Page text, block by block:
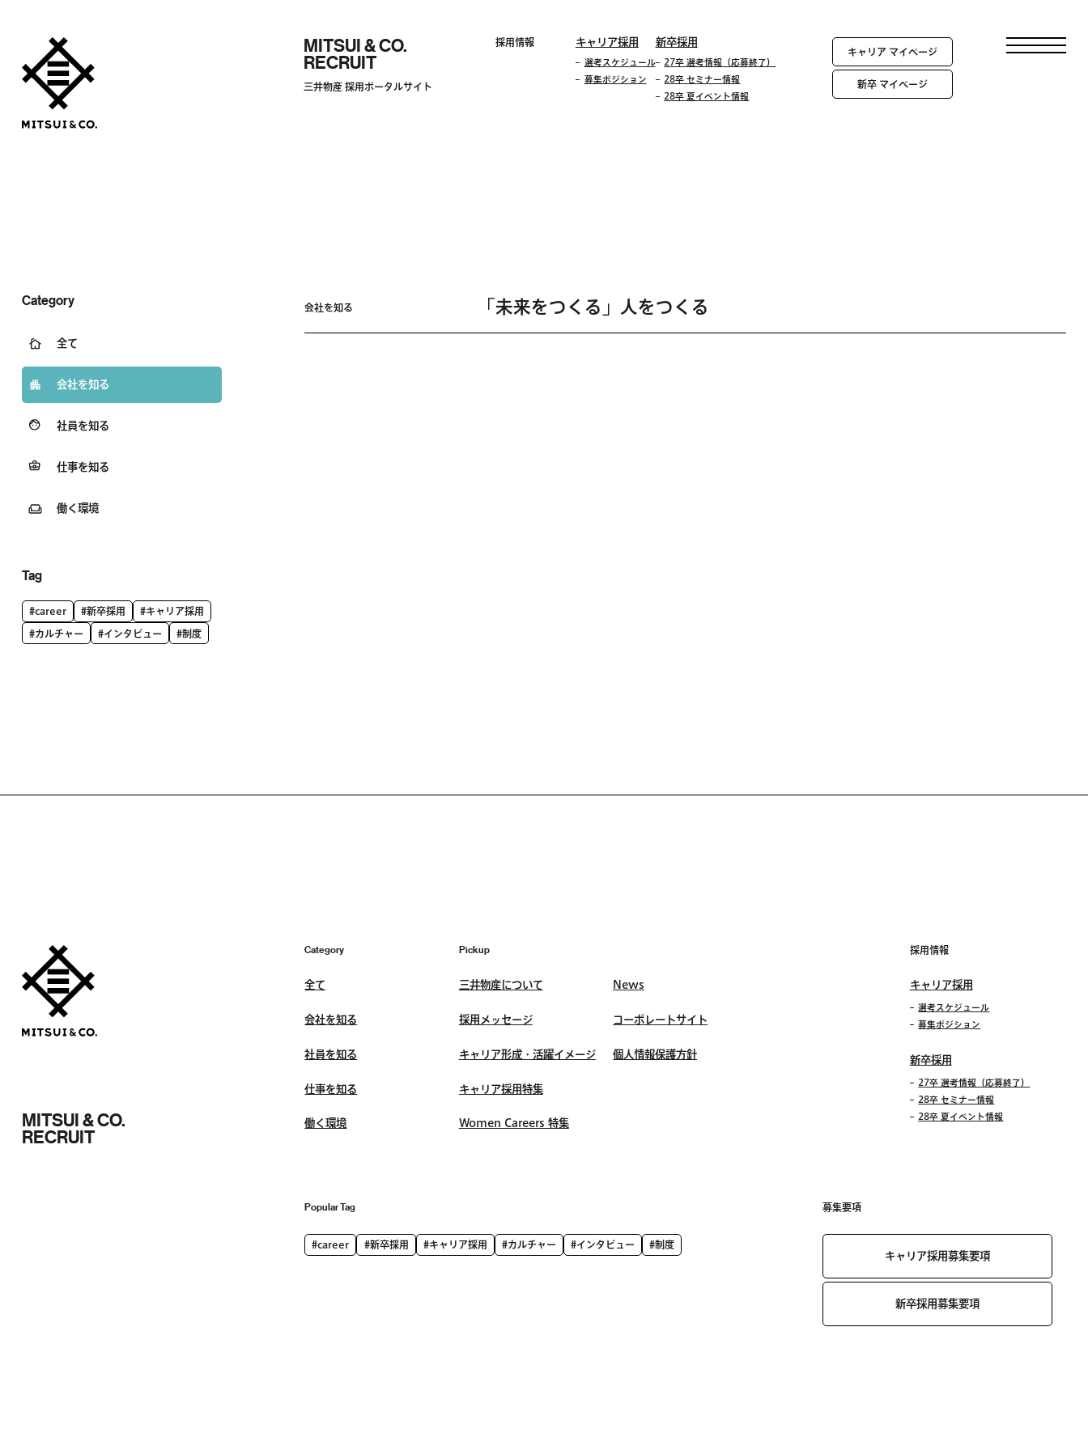
MITSUI & CO.
RECRUIT
三井物産 採用ポータルサイト
採用情報 キャリア採用
選考スケジュール
募集ポジション
新卒採用
27卒 選考情報（応募終了）
28卒 セミナー情報
28卒 夏イベント情報
キャリア マイページ
新卒 マイページ
Category
全て
会社を知る
社員を知る
仕事を知る
働く環境
Tag
#career #新卒採用 #キャリア採用
#カルチャー #インタビュー #制度
会社を知る 「未来をつくる」人をつくる
MITSUI & CO.
RECRUIT
Category
全て
会社を知る
社員を知る
仕事を知る
働く環境
Pickup
三井物産について
採用メッセージ
キャリア形成・活躍イメージ
キャリア採用特集
Women Careers 特集
News
コーポレートサイト
個人情報保護方針
採用情報
キャリア採用
選考スケジュール
募集ポジション
新卒採用
27卒 選考情報（応募終了）
28卒 セミナー情報
28卒 夏イベント情報
Popular Tag
#career #新卒採用 #キャリア採用 #カルチャー #インタビュー #制度
募集要項
キャリア採用募集要項
新卒採用募集要項